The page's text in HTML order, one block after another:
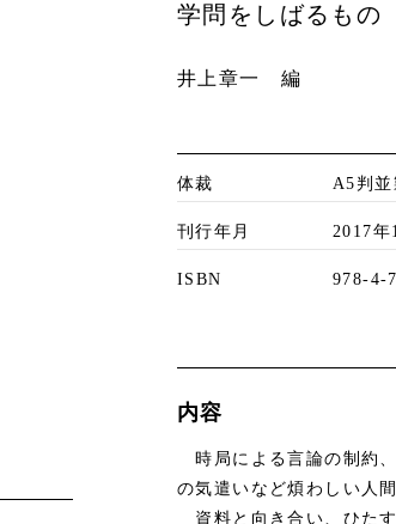
学問をしばるもの
井上章一 編
体裁 A5判並
刊行年月 2017年
ISBN 978-4-
内容
時局による言論の制約
の気遣いなど煩わしい人
資料と向き合い、ひた